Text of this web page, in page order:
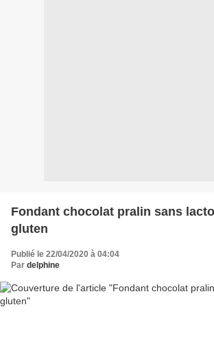
Fondant chocolat pralin sans
gluten
Publié le 22/04/2020 à 04:04
Par delphine